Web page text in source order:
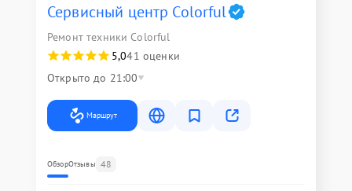
Сервисный центр Colorful
Ремонт техники Colorful
5,041 оценки
Открыто до 21:00
Маршрут
ОбзорОтзывы 48